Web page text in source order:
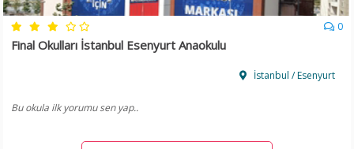
0
Final Okulları İstanbul Esenyurt Anaokulu
İstanbul / Esenyurt
Bu okula ilk yorumu sen yap..